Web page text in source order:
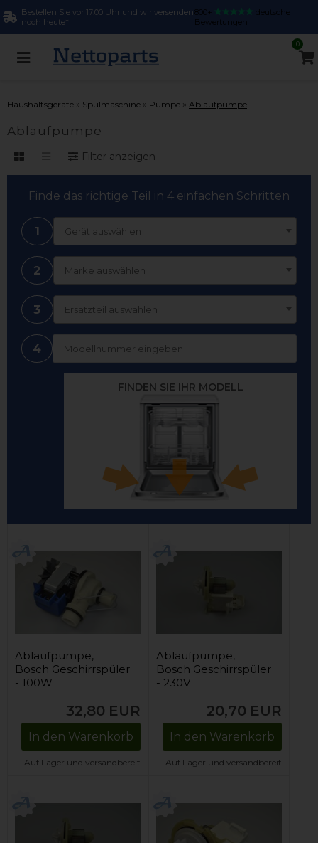
Bestellen Sie vor 17:00 Uhr und wir versenden
noch heute*
800+
deutsche
Bewertungen
0
Haushaltsgeräte » Spülmaschine » Pumpe » Ablaufpumpe
Ablaufpumpe
Filter anzeigen
Finde das richtige Teil in 4 einfachen Schritten
1 Gerät auswählen
2 Marke auswählen
3 Ersatzteil auswählen
4
FINDEN SIE IHR MODELL
Ablaufpumpe,
Bosch Geschirrspüler
- 100W
32,80 EUR
In den Warenkorb
Auf Lager und versandbereit
Ablaufpumpe,
Bosch Geschirrspüler
- 230V
20,70 EUR
In den Warenkorb
Auf Lager und versandbereit